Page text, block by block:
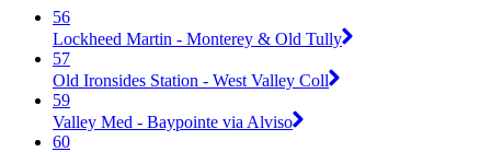
56
Lockheed Martin - Monterey & Old Tully
57
Old Ironsides Station - West Valley Coll
59
Valley Med - Baypointe via Alviso
60